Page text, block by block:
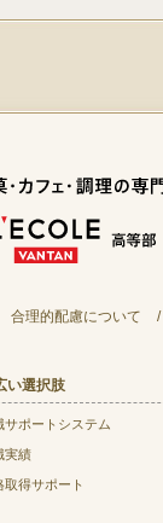
合理的配慮について /
い選択肢
サポートシステム
実績
取得サポート